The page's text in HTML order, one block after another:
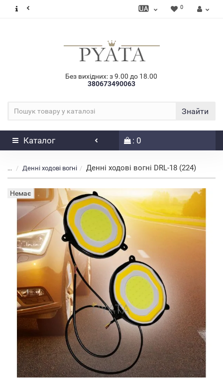
0
Без вихідних: з 9.00 до 18.00
380673490063
Знайти
Каталог : 0
... Денні ходові вогні Денні ходові вогні DRL-18 (224)
Немає